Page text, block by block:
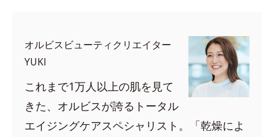
オルビスビューティクリエイター
YUKI
これまで1万人以上の肌を見て
きた、オルビスが誇るトータル
エイジングケアスペシャリスト。「乾燥によ